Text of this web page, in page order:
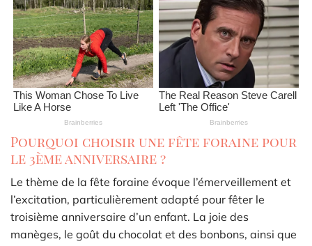
Pourquoi choisir une fête foraine pour
le 3ème anniversaire ?
Le thème de la fête foraine évoque l’émerveillement et
l’excitation, particulièrement adapté pour fêter le
troisième anniversaire d’un enfant. La joie des
manèges, le goût du chocolat et des bonbons, ainsi que